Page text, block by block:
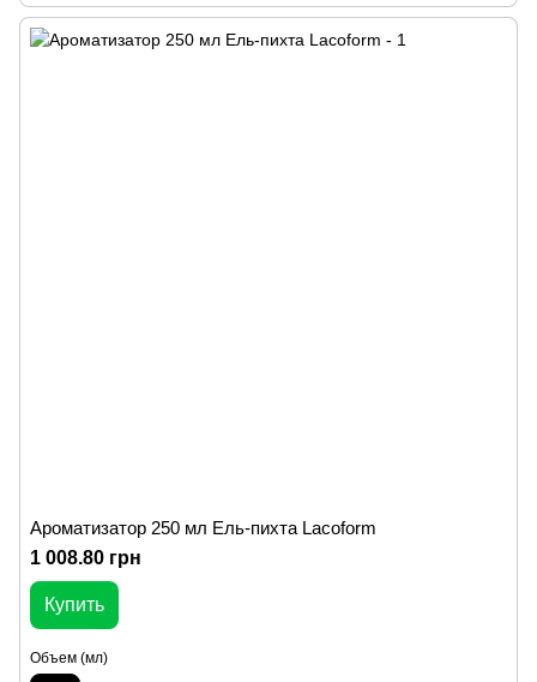
Ароматизатор 250 мл Ель-пихта Lacoform
1 008.80 грн
Купить
Объем (мл)